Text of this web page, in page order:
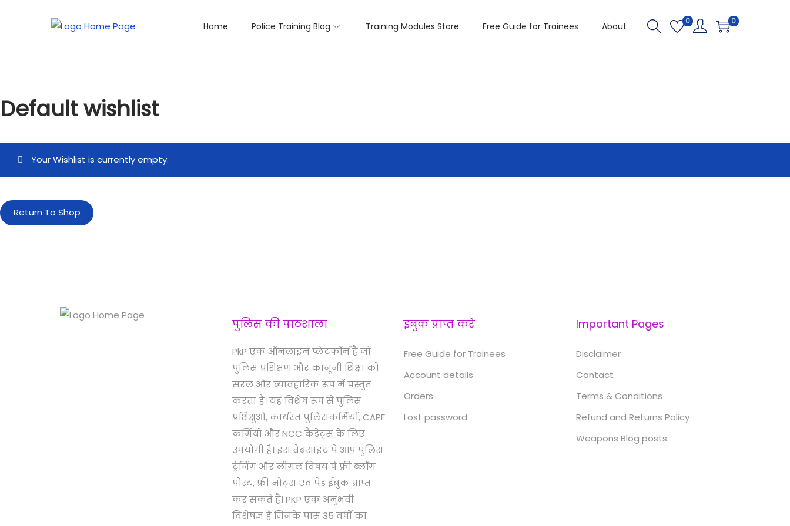
Home Police Training Blog Training Modules Store Free Guide for Trainees About 0 0
Default wishlist
Your Wishlist is currently empty.
Return To Shop
पुलिस की पाठशाला
PkP एक ऑनलाइन प्लेटफॉर्म है जो
पुलिस प्रशिक्षण और कानूनी शिक्षा को
सरल और व्यावहारिक रूप में प्रस्तुत
करता है। यह विशेष रूप से पुलिस
प्रशिक्षुओं, कार्यरत पुलिसकर्मियों, CAPF
कर्मियों और NCC कैडेट्स के लिए
उपयोगी है। इस वेबसाइट पे आप पुलिस
ट्रेनिंग और लीगल विषय पे फ्री ब्लॉग
पोस्ट, फ्री नोट्स एवं पेड ईबुक प्राप्त
कर सकते हैं। PKP एक अनुभवी
विशेषज्ञ हैं जिनके पास 35 वर्षों का
इबुक प्राप्त करे
Free Guide for Trainees
Account details
Orders
Lost password
Important Pages
Disclaimer
Contact
Terms & Conditions
Refund and Returns Policy
Weapons Blog posts